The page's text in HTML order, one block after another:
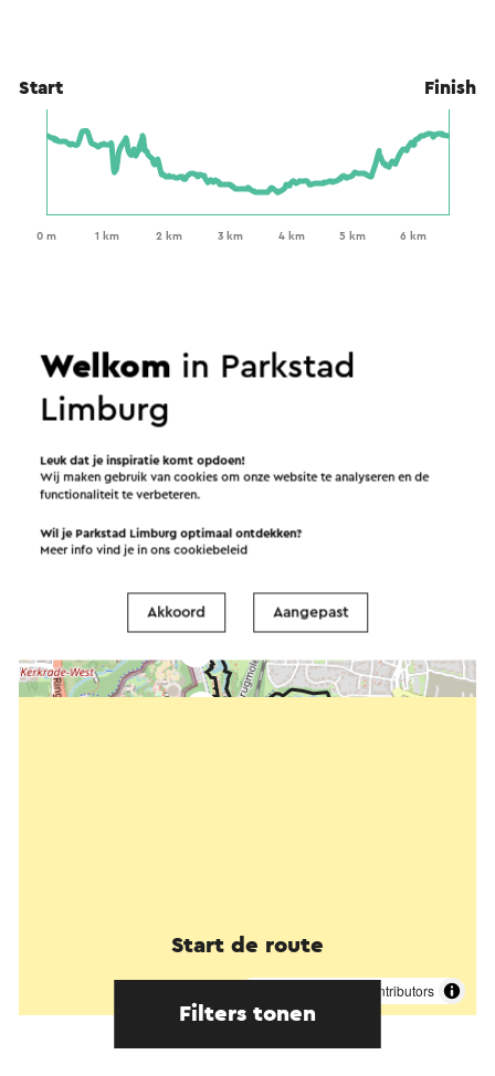
Start Finish
contributors
Start de route
Filters tonen
Welkom in Parkstad
Limburg
Leuk dat je inspiratie komt opdoen!
Wij maken gebruik van cookies om onze website te analyseren en de
functionaliteit te verbeteren.
Wil je Parkstad Limburg optimaal ontdekken?
Meer info vind je in onscookiebeleid
Akkoord Aangepast